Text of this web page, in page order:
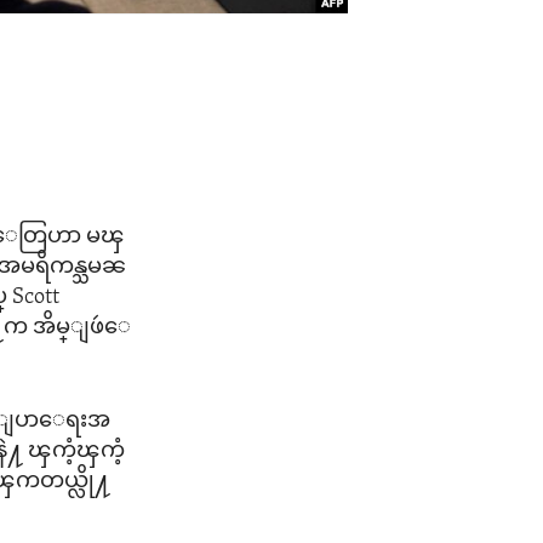
တြဟာ မၾ
ရိကန္သမၼ
န႔က အိမ္ျဖဴေ
ပာေရးအ
ႈနဲ႔ ၾကံ့ၾကံ့
ၾကတယ္လို႔